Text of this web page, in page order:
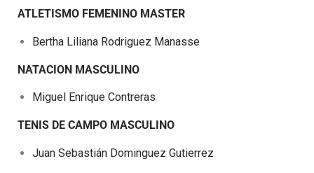
ATLETISMO FEMENINO MASTER
Bertha Liliana Rodriguez Manasse
NATACION MASCULINO
Miguel Enrique Contreras
TENIS DE CAMPO MASCULINO
Juan Sebastián Dominguez Gutierrez